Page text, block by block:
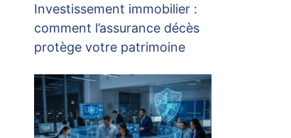
Investissement immobilier :
comment l’assurance décès
protège votre patrimoine